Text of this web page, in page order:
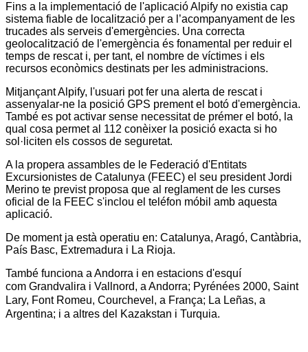
Fins a la implementació de l'aplicació Alpify no existia cap
sistema fiable de localització per a l’acompanyament de les
trucades als serveis d'emergències. Una correcta
geolocalització de l'emergència és fonamental per reduir el
temps de rescat i, per tant, el nombre de víctimes i els
recursos econòmics destinats per les administracions.
Mitjançant Alpify, l'usuari pot fer una alerta de rescat i
assenyalar-ne la posició GPS prement el botó d'emergència.
També es pot activar sense necessitat de prémer el botó, la
qual cosa permet al 112 conèixer la posició exacta si ho
sol·liciten els cossos de seguretat.
A la propera assambles de le Federació d'Entitats
Excursionistes de Catalunya (FEEC) el seu president Jordi
Merino te previst proposa que al reglament de les curses
oficial de la FEEC s'inclou el teléfon móbil amb aquesta
aplicació.
De moment ja està operatiu en: Catalunya, Aragó, Cantàbria,
País Basc, Extremadura i La Rioja.
També funciona a Andorra i en estacions d'esquí
com Grandvalira i Vallnord, a Andorra; Pyrénées 2000, Saint
Lary, Font Romeu, Courchevel, a França; La Leñas, a
Argentina; i a altres del Kazakstan i Turquia.